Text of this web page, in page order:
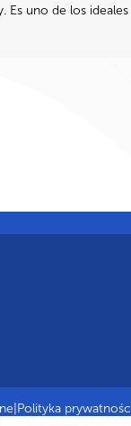
Es uno de los ideales
Polityka